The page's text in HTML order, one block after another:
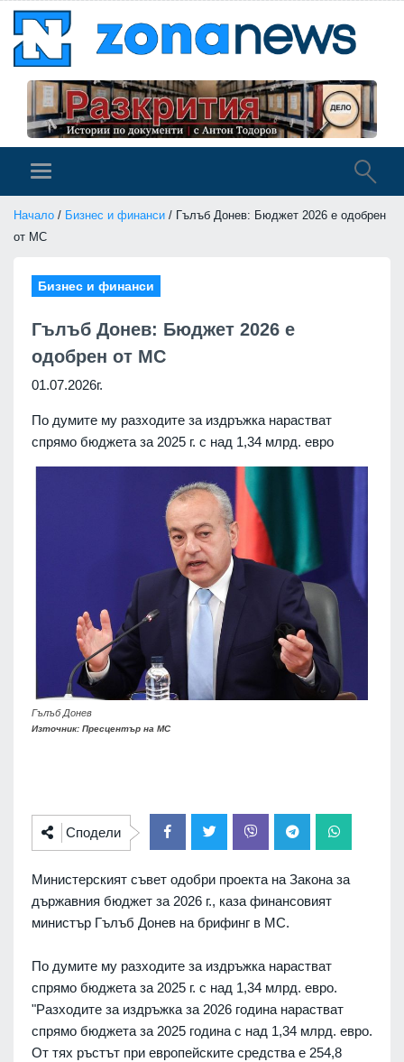
Начало / Бизнес и финанси / Гълъб Донев: Бюджет 2026 е одобрен
от МС
Бизнес и финанси
Гълъб Донев: Бюджет 2026 е
одобрен от МС
01.07.2026г.
По думите му разходите за издръжка нарастват
спрямо бюджета за 2025 г. с над 1,34 млрд. евро
Гълъб Донев
Източник: Пресцентър на МС
Сподели
Министерският съвет одобри проекта на Закона за
държавния бюджет за 2026 г., каза финансовият
министър Гълъб Донев на брифинг в МС.
По думите му разходите за издръжка нарастват
спрямо бюджета за 2025 г. с над 1,34 млрд. евро.
"Разходите за издръжка за 2026 година нарастват
спрямо бюджета за 2025 година с над 1,34 млрд. евро.
От тях ръстът при европейските средства е 254,8